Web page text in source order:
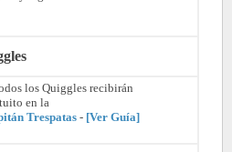
los Quiggles recibirán
en la
Trespatas- [Ver Guía]